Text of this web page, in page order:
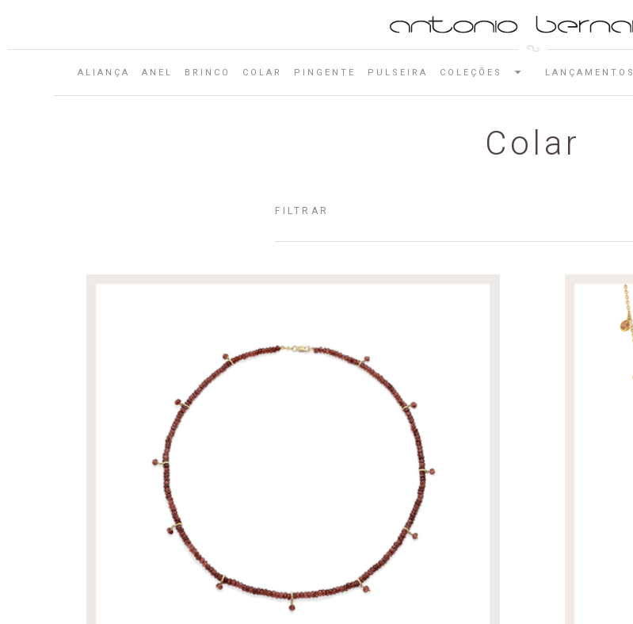
ALIANÇA ANEL BRINCO COLAR PINGENTE PULSEIRA COLEÇÕES LANÇAMENTOS
Colar
FILTRAR